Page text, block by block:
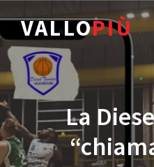
VALLOPIÙ
La